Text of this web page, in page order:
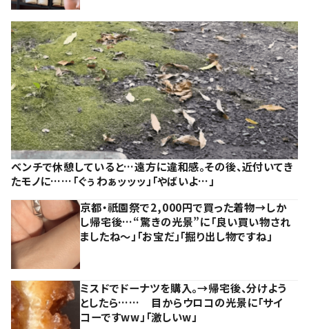
ベンチで休憩していると…遠方に違和感。その後、近付いてき
たモノに……「ぐぅわぁッッッ」「やばいよ…」
京都・祇園祭で2,000円で買った着物→しか
し帰宅後…“驚きの光景”に「良い買い物され
ましたね～」「お宝だ」「掘り出し物ですね」
ミスドでドーナツを購入。→帰宅後、分けよう
としたら…… 目からウロコの光景に「サイ
コーですww」「激しいw」